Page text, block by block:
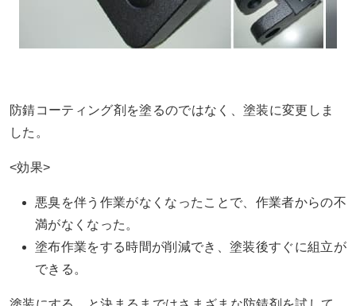
防錆コーティング剤を塗るのではなく、塗装に変更しま
した。
<効果>
悪臭を伴う作業がなくなったことで、作業者からの不
満がなくなった。
塗布作業をする時間が削減でき、塗装後すぐに組立が
できる。